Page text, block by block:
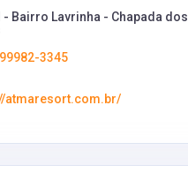
- Bairro Lavrinha - Chapada dos
3345
atmaresort.com.br/